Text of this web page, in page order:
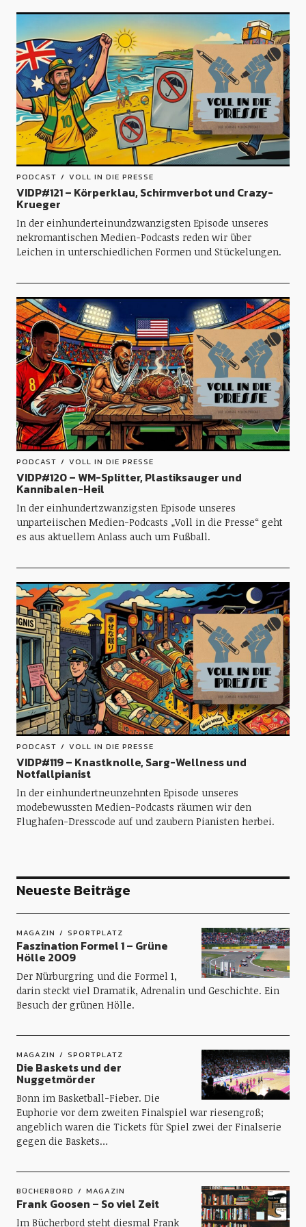
PODCAST VOLL IN DIE PRESSE
VIDP#121 – Körperklau, Schirmverbot und Crazy-
Krueger
In der einhunderteinundzwanzigsten Episode unseres
nekromantischen Medien-Podcasts reden wir über
Leichen in unterschiedlichen Formen und Stückelungen.
PODCAST VOLL IN DIE PRESSE
VIDP#120 – WM-Splitter, Plastiksauger und
Kannibalen-Heil
In der einhundertzwanzigsten Episode unseres
unparteiischen Medien-Podcasts „Voll in die Presse“ geht
es aus aktuellem Anlass auch um Fußball.
PODCAST VOLL IN DIE PRESSE
VIDP#119 – Knastknolle, Sarg-Wellness und
Notfallpianist
In der einhundertneunzehnten Episode unseres
modebewussten Medien-Podcasts räumen wir den
Flughafen-Dresscode auf und zaubern Pianisten herbei.
Neueste Beiträge
MAGAZIN SPORTPLATZ
Faszination Formel 1 – Grüne
Hölle 2009
Der Nürburgring und die Formel 1,
darin steckt viel Dramatik, Adrenalin und Geschichte. Ein
Besuch der grünen Hölle.
MAGAZIN SPORTPLATZ
Die Baskets und der
Nuggetmörder
Bonn im Basketball-Fieber. Die
Euphorie vor dem zweiten Finalspiel war riesengroß;
angeblich waren die Tickets für Spiel zwei der Finalserie
gegen die Baskets…
BÜCHERBORD MAGAZIN
Frank Goosen – So viel Zeit
Im Bücherbord steht diesmal Frank